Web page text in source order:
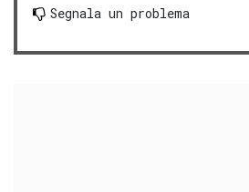
Segnala un problema